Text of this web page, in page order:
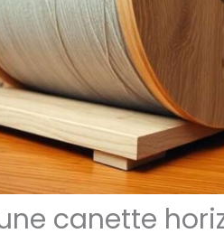
canette